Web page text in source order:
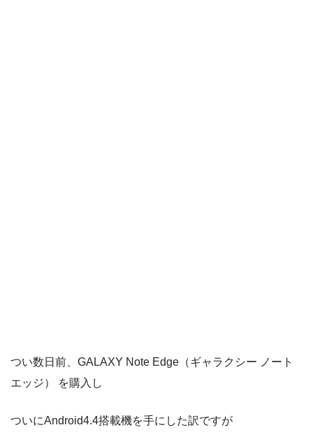
つい数日前、GALAXY Note Edge（ギャラクシー ノート
エッジ） を購入し
ついにAndroid4.4搭載機を手にした訳ですが